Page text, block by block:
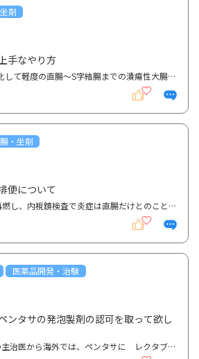
剤
手なやり方
今年2025年の産後に悪化して軽度の直腸〜S字結腸までの潰瘍性大腸炎だと診断されました。 まだ診断され...
・坐剤
便について
年末に潰瘍性大腸炎が再燃し、内視鏡検査で炎症は直腸だけとのことで、内服のほかにペンタサとリンデロ...
医薬品開発・治験
タサの発泡製剤の認可を取って欲し
初めての投稿です。今の主治医から海外では、ペンタサに レクタブルの様な発泡剤が有る。厚労省は使っ...